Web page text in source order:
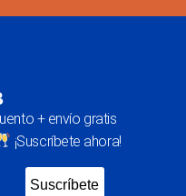
+ envío gratis
¡Suscríbete ahora!
Suscríbete